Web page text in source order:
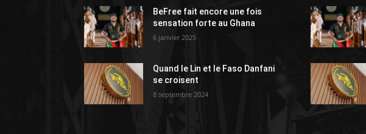
BeFree fait encore une fois
sensation forte au Ghana
6 janvier 2025
Quand le Lin et le Faso Danfani
se croisent
8 septembre 2024